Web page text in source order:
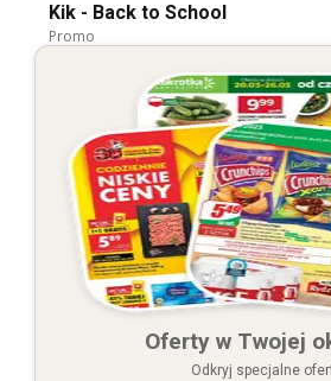
Kik - Back to School
Promo
Oferty w Twojej
Odkryj specjalne